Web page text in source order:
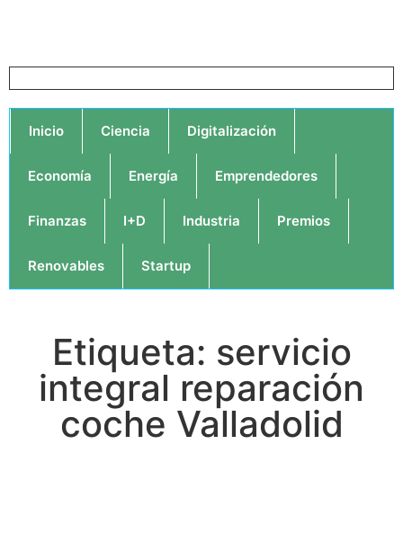
Inicio Ciencia Digitalización
Economía Energía Emprendedores
Finanzas I+D Industria Premios
Renovables Startup
Etiqueta: servicio
integral reparación
coche Valladolid